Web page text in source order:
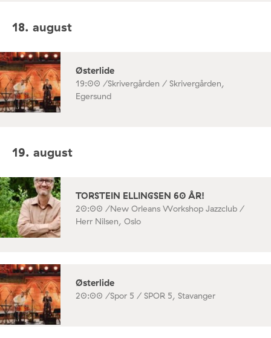
18. august
Østerlide
19:00 /Skrivergården / Skrivergården,
Egersund
19. august
TORSTEIN ELLINGSEN 60 ÅR!
20:00 /New Orleans Workshop Jazzclub /
Herr Nilsen, Oslo
Østerlide
20:00 /Spor 5 / SPOR 5, Stavanger